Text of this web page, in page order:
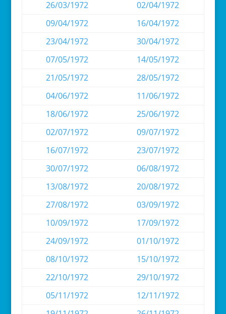
26/03/1972
02/04/1972
09/04/1972
16/04/1972
23/04/1972
30/04/1972
07/05/1972
14/05/1972
21/05/1972
28/05/1972
04/06/1972
11/06/1972
18/06/1972
25/06/1972
02/07/1972
09/07/1972
16/07/1972
23/07/1972
30/07/1972
06/08/1972
13/08/1972
20/08/1972
27/08/1972
03/09/1972
10/09/1972
17/09/1972
24/09/1972
01/10/1972
08/10/1972
15/10/1972
22/10/1972
29/10/1972
05/11/1972
12/11/1972